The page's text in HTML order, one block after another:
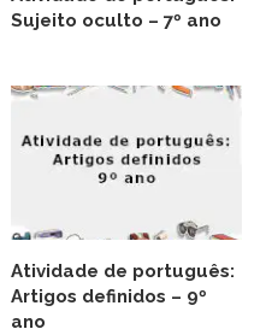
Sujeito oculto – 7º ano
Atividade de português:
Artigos definidos – 9º
ano